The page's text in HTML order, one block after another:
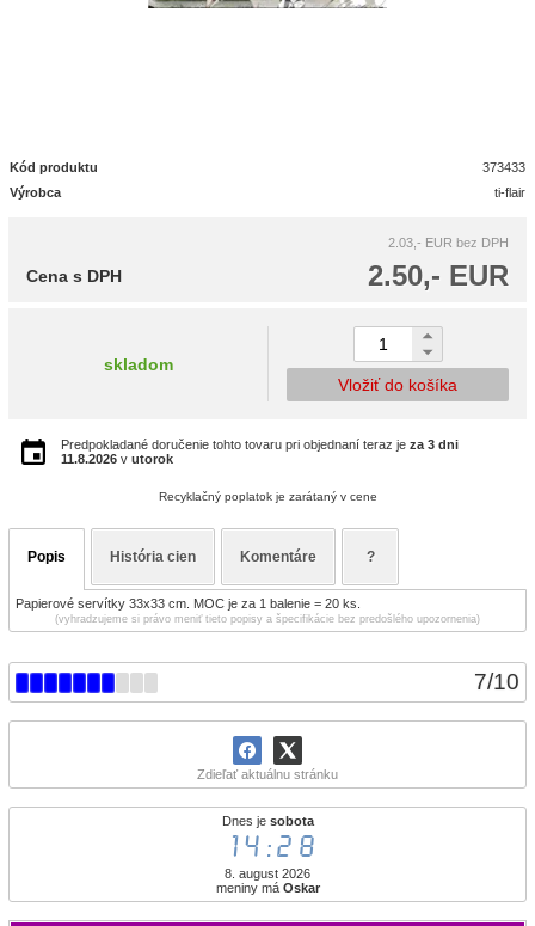
7/10
Zdieľať aktuálnu stránku
Dnes je sobota
14:28
8. august 2026
meniny má Oskar
Kód produktu
373433
Výrobca
ti-flair
2.03,- EUR bez DPH
2.50,- EUR
Cena s DPH
skladom
Vložiť do košíka
Predpokladané doručenie tohto tovaru pri objednaní teraz je za 3 dni
11.8.2026 v utorok
Recyklačný poplatok je zarátaný v cene
Popis História cien Komentáre ?
Papierové servítky 33x33 cm. MOC je za 1 balenie = 20 ks.
(vyhradzujeme si právo meniť tieto popisy a špecifikácie bez predošlého upozornenia)